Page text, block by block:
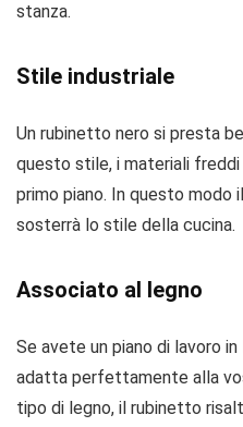
stanza.
Stile industriale
Un rubinetto nero si presta
questo stile, i materiali
primo piano. In questo modo
sosterrà lo stile della cucina.
Associato al legno
Se avete un piano di lavoro
adatta perfettamente alla
tipo di legno, il rubinetto